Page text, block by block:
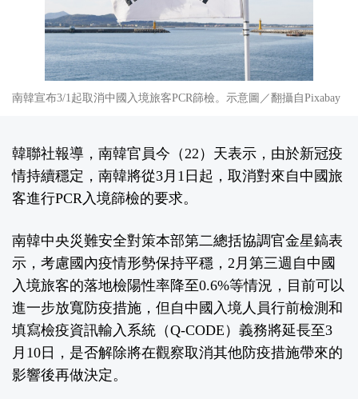
南韓宣布3/1起取消中國入境旅客PCR篩檢。示意圖／翻攝自Pixabay
韓聯社報導，南韓官員今（22）天表示，由於新冠疫
情持續穩定，南韓將從3月1日起，取消對來自中國旅
客進行PCR入境篩檢的要求。
南韓中央災難安全對策本部第二總括協調官金星鎬表
示，考慮國內疫情形勢保持平穩，2月第三週自中國
入境旅客的落地檢陽性率降至0.6%等情況，目前可以
進一步放寬防疫措施，但自中國入境人員行前檢測和
填寫檢疫資訊輸入系統（Q-CODE）義務將延長至3
月10日，是否解除將在觀察取消其他防疫措施帶來的
影響後再做決定。